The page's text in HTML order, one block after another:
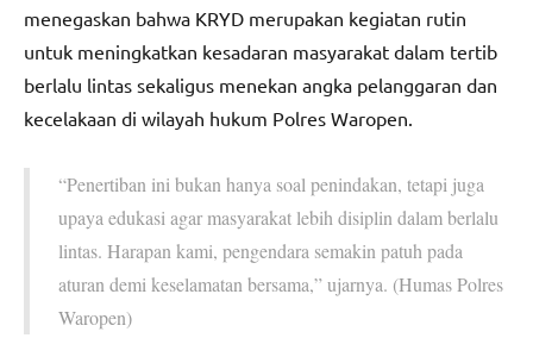
menegaskan bahwa KRYD merupakan kegiatan rutin
untuk meningkatkan kesadaran masyarakat dalam tertib
berlalu lintas sekaligus menekan angka pelanggaran dan
kecelakaan di wilayah hukum Polres Waropen.
“Penertiban ini bukan hanya soal penindakan, tetapi juga
upaya edukasi agar masyarakat lebih disiplin dalam berlalu
lintas. Harapan kami, pengendara semakin patuh pada
aturan demi keselamatan bersama,” ujarnya. (Humas Polres
Waropen)